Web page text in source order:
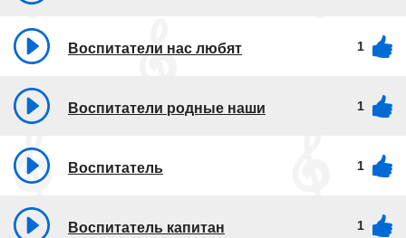
Воспитатели нас любят 1
Воспитатели родные наши 1
Воспитатель 1
Воспитатель капитан 1